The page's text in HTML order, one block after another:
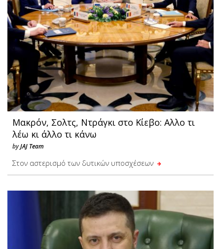
Μακρόν, Σολτς, Ντράγκι στο Κίεβο: Αλλο τι
λέω κι άλλο τι κάνω
byJAJ Team
Στον αστερισμό των δυτικών υποσχέσεων